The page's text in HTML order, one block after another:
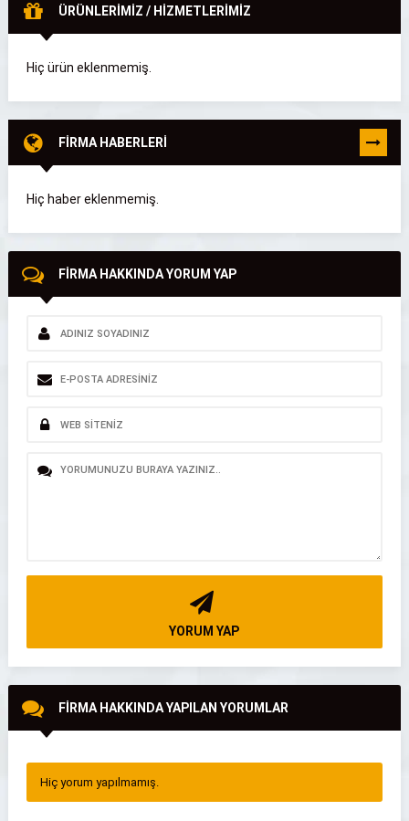
ÜRÜNLERİMİZ / HİZMETLERİMİZ
Hiç ürün eklenmemiş.
FİRMA HABERLERİ TÜMÜNÜ
GÖR
Hiç haber eklenmemiş.
FİRMA HAKKINDA YORUM YAP
YORUM YAP
FİRMA HAKKINDA YAPILAN YORUMLAR
Hiç yorum yapılmamış.